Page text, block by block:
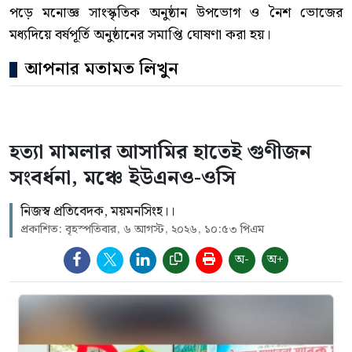
পড়ে মনোজ্ঞ সাংস্কৃতিক অনুষ্ঠান উপভোগ ও নৈশ ভোজের
মধ্যদিয়ে বর্ষপূর্তি অনুষ্ঠানের সমাপ্তি ঘোষণা করা হয়।
আপনার মতামত লিখুন
হত্যা মামলার আসামির হাতেই গুণীজন
সংবর্ধনা, মঞ্চে ইউএনও-ওসি
নিজস্ব প্রতিবেদক, ময়মনসিংহ।।
প্রকাশিত: বৃহস্পতিবার, ৬ আগস্ট, ২০২৬, ১০:৫৩ পিএম
অ- অ+